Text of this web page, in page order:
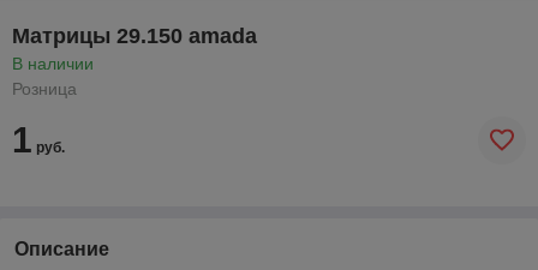
Матрицы 29.150 amada
В наличии
Розница
1 руб.
Описание